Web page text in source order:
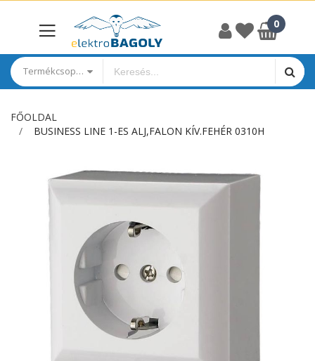
Termékcsoportok
FŐOLDAL
BUSINESS LINE 1-ES ALJ,FALON KÍV.FEHÉR 0310H
képgaléria